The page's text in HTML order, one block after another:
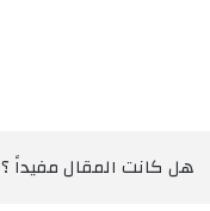
هل كانت المقال مفيداً ؟